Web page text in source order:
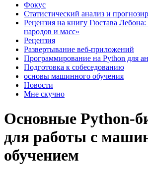
Фокус
Статистический анализ и
Рецензия на книгу Гюстава
народов и масс»
Рецензия
Развертывание веб-приложений
Программирование на Python для
Подготовка к собеседованию
основы машинного обучения
Новости
Мне скучно
Основные Python-
для работы с
обучением